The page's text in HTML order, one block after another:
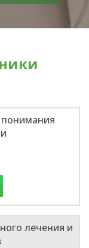
понимания
лечения и